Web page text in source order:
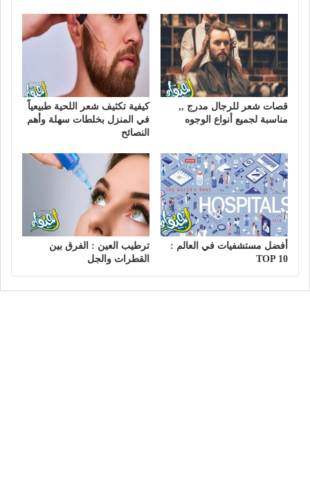
قصات شعر للرجال مدرج ,,
مناسبة لجميع أنواع الوجوه
كيفية تكثيف شعر اللحية طبيعياً
في المنزل بخلطات سهلة وأهم
النصائح
أفضل مستشفيات في العالم :
TOP 10
ترطيب العين : الفرق بين
القطرات والجل